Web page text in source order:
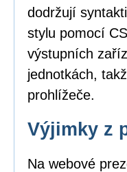
dodržují
stylu pomocí
výstupních
jednotkách,
prohlížeče.
Výjimky z
Na webové